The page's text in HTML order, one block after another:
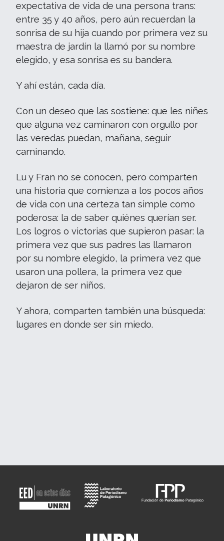
expectativa de vida de una persona trans:
entre 35 y 40 años, pero aún recuerdan la
sonrisa de su hija cuando por primera vez su
maestra de jardín la llamó por su nombre
elegido, y esa sonrisa es su bandera.
Y ahí están, cada día.
Con un deseo que las sostiene: que les niñes
que alguna vez caminaron con orgullo por
las veredas puedan, mañana, seguir
caminando.
Lu y Fran no se conocen, pero comparten
una historia que comienza a los pocos años
de vida con una certeza tan simple como
poderosa: la de saber quiénes querían ser.
Los logros o victorias que supieron pasar: la
primera vez que sus padres las llamaron
por su nombre elegido, la primera vez que
usaron una pollera, la primera vez que
dejaron de ser niños.
Y ahora, comparten también una búsqueda:
lugares en donde ser sin miedo.